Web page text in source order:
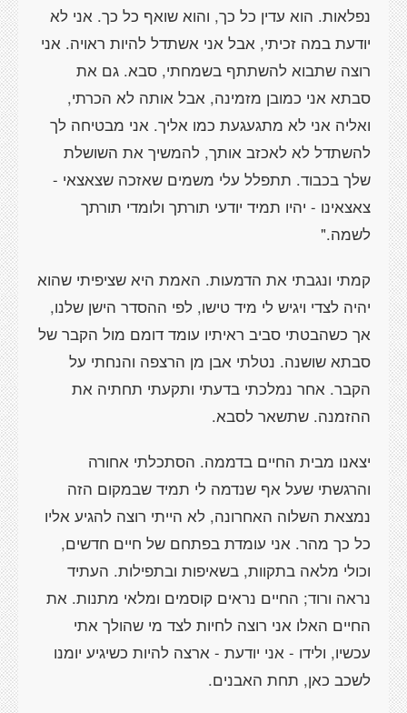
נפלאות. הוא עדין כל כך, והוא שואף כל כך. אני לא
יודעת במה זכיתי, אבל אני אשתדל להיות ראויה. אני
רוצה שתבוא להשתתף בשמחתי, סבא. גם את
סבתא אני כמובן מזמינה, אבל אותה לא הכרתי,
ואליה אני לא מתגעגעת כמו אליך. אני מבטיחה לך
להשתדל לא לאכזב אותך, להמשיך את השושלת
שלך בכבוד. תתפלל עלי משמים שאזכה שצאצאי -
צאצאינו - יהיו תמיד יודעי תורתך ולומדי תורתך
לשמה."
קמתי ונגבתי את הדמעות. האמת היא שציפיתי שהוא
יהיה לצדי ויגיש לי מיד טישו, לפי ההסדר הישן שלנו,
אך כשהבטתי סביב ראיתיו עומד דומם מול הקבר של
סבתא שושנה. נטלתי אבן מן הרצפה והנחתי על
הקבר. אחר נמלכתי בדעתי ותקעתי תחתיה את
ההזמנה. שתשאר לסבא.
יצאנו מבית החיים בדממה. הסתכלתי אחורה
והרגשתי שעל אף שנדמה לי תמיד שבמקום הזה
נמצאת השלוה האחרונה, לא הייתי רוצה להגיע אליו
כל כך מהר. אני עומדת בפתחם של חיים חדשים,
וכולי מלאה בתקוות, בשאיפות ובתפילות. העתיד
נראה ורוד; החיים נראים קוסמים ומלאי מתנות. את
החיים האלו אני רוצה לחיות לצד מי שהולך אתי
עכשיו, ולידו - אני יודעת - ארצה להיות כשיגיע יומנו
לשכב כאן, תחת האבנים.